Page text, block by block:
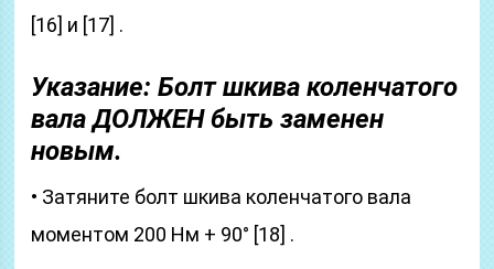
[16] и [17] .
Указание: Болт шкива коленчатого
вала ДОЛЖЕН быть заменен
новым.
• Затяните болт шкива коленчатого вала
моментом 200 Нм + 90° [18] .